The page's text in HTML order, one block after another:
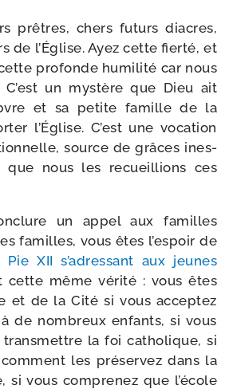
prêtres, chers futurs diacres,
de l’Église. Ayez cette fier­té, et
pro­fonde humi­li­té car nous
un mys­tère que Dieu ait
et sa petite famille de la
l’Église. C’est une voca­tion
source de grâces ines­
que nous les recueil­lions ces
un appel aux familles
familles, vous êtes l’es­poir de
XII s’a­dres­sant aux jeunes
cette même véri­té : vous êtes
et de la Cité si vous accep­tez
de nom­breux enfants, si vous
la foi catho­lique, si
les pré­ser­vez dans la
si vous com­pre­nez que l’é­cole